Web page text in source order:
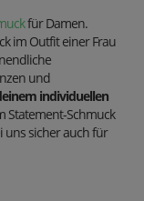
für Damen.
im Outfit einer Frau
und
individuellen
Statement-Schmuck
uns sicher auch für